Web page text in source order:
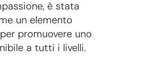
è stata
un elemento
promuovere uno
a tutti i livelli.